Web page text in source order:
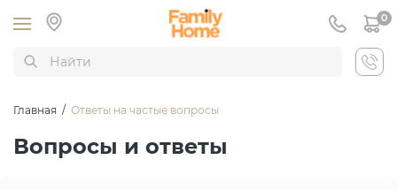
0
Главная / Ответы на частые вопросы
Вопросы и ответы